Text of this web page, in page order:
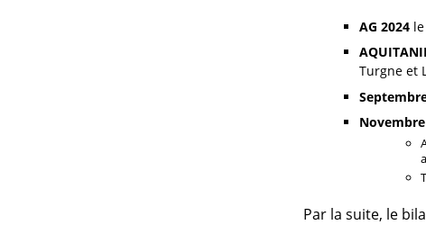
AG 2024
Turgne et
Novembre
Par la suite, le